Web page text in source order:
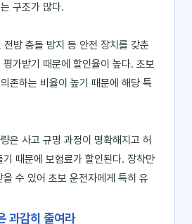
구조가 많다.
방 충돌 방지 등 안전 장치를 갖춘
가받기 때문에 할인율이 높다. 초보
존하는 비율이 높기 때문에 해당 특
은 사고 규명 과정이 명확해지고 허
때문에 보험료가 할인된다. 장착만
수 있어 초보 운전자에게 특히 유
과감히 줄여라